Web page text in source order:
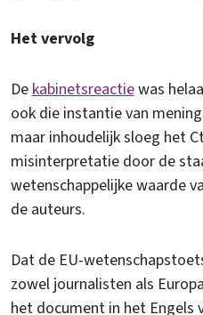
Het vervolg
Dekabinetsreactiewas
ook die instantie van
maar inhoudelijk sloeg het
misinterpretatie door de
wetenschappelijke waarde
de auteurs.
Dat de EU-
zowel journalisten als
het document in het Engels